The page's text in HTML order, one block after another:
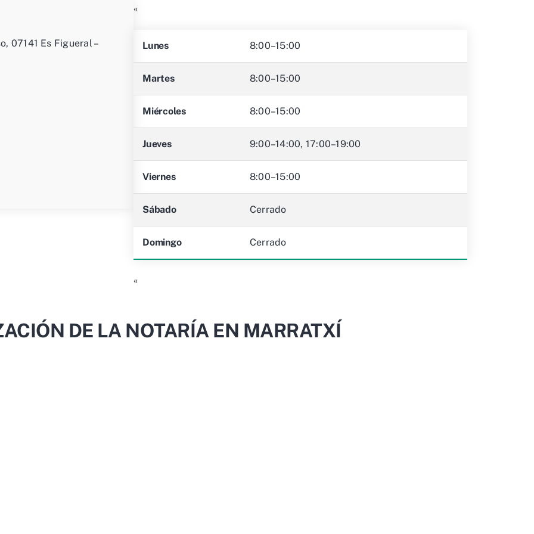
07141 Es Figueral –
«
Lunes 8:00–15:00
Martes 8:00–15:00
Miércoles 8:00–15:00
Jueves 9:00–14:00, 17:00–19:00
Viernes 8:00–15:00
Sábado Cerrado
Domingo Cerrado
«
DE LA NOTARÍA EN MARRATXÍ